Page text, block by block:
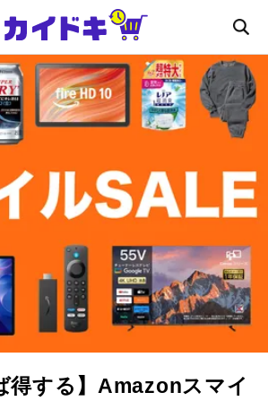
得する】Amazonスマイ